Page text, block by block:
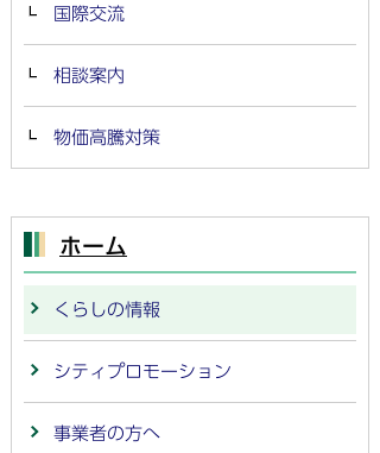
国際交流
相談案内
物価高騰対策
ホーム
くらしの情報
シティプロモーション
事業者の方へ